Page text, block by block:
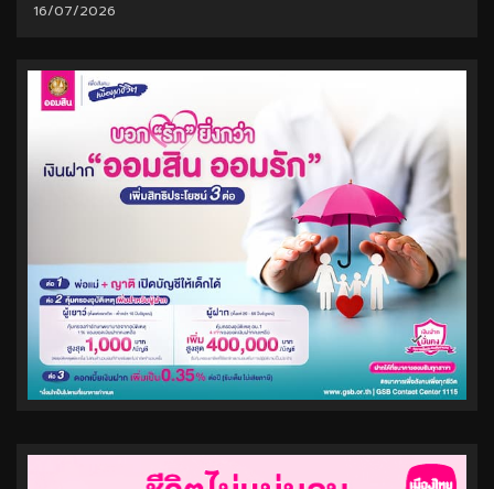
16/07/2026